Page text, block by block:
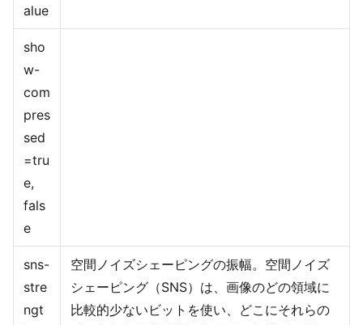
alue
sho
w-
com
pres
sed
=tru
e,
fals
e
sns-
stre
ngt
空間ノイズシェーピングの振幅。空間ノイズ
シェーピング（SNS）は、画像のどの領域に
比較的少ないビットを使い、どこにそれらの